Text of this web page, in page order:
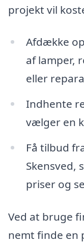
projekt vil
Afdække
af lamper,
eller
Indhente
vælger en
Få tilbud
Skensved,
priser og
Ved at bruge
nemt finde en